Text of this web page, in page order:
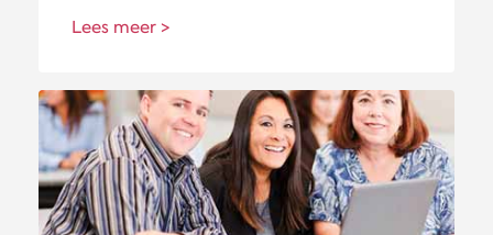
Lees meer >